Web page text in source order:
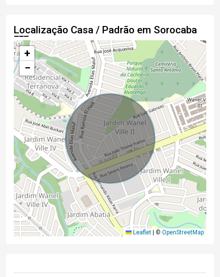
Localização Casa / Padrão em Sorocaba
+
−
Leaflet |©OpenStreetMap